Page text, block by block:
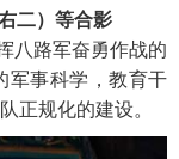
二）等合影
八路军奋勇作战的
军事科学，教育干
正规化的建设。